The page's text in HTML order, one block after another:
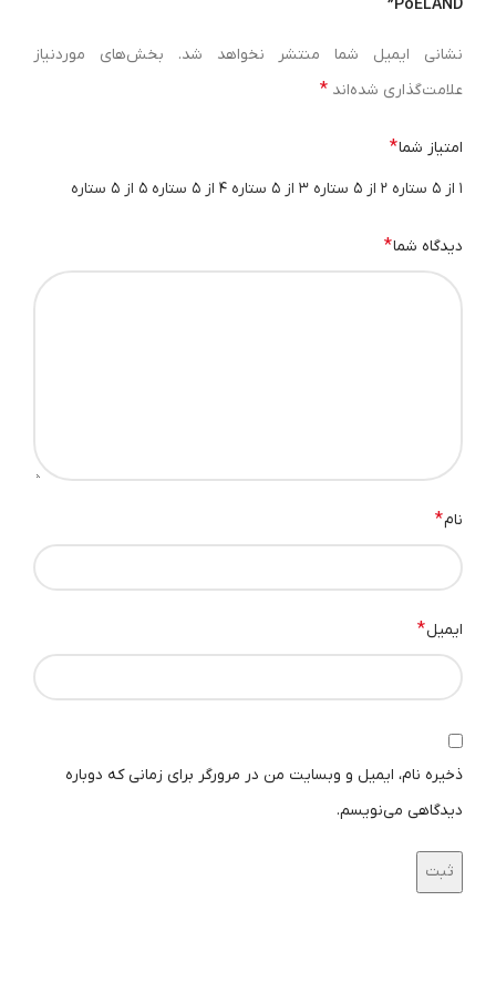
رادیوهای بیسیم میکروتیک
دوربین های مداربسته
اکسس پوینت ها
PoELAND”
نشانی ایمیل شما منتشر نخواهد شد.
بخش‌های موردنیاز
علامت‌گذاری شده‌اند *
امتیاز شما*
۱ از ۵ ستاره ۲ از ۵ ستاره ۳ از ۵ ستاره ۴ از ۵ ستاره ۵ از ۵ ستاره
دیدگاه شما*
نام*
ایمیل*
ذخیره نام، ایمیل و وبسایت من در مرورگر برای زمانی که دوباره
دیدگاهی می‌نویسم.